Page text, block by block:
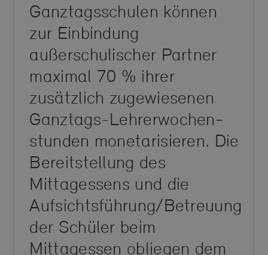
Ganztagsschulen können
zur Einbindung
außerschulischer Partner
maximal 70 % ihrer
zusätzlich zugewiesenen
Ganztags-Lehrer­wochen­
stunden monetarisieren. Die
Bereitstellung des
Mittagessens und die
Aufsichts­führung/Betreuung
der Schüler beim
Mittagessen obliegen dem